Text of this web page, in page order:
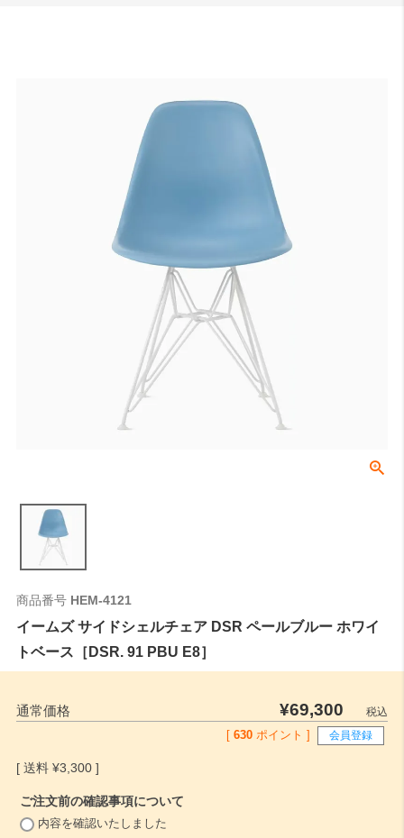
商品番号 HEM-4121
イームズ サイドシェルチェア DSR ペールブルー ホワイ
トベース［DSR. 91 PBU E8］
通常価格 ¥69,300
税込
630 ポイント ] 会員登録
¥3,300
ご注文前の確認事項について
内容を確認いたしました